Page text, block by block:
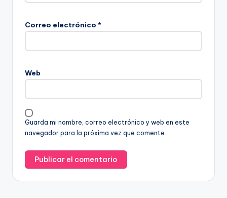
Correo electrónico *
Web
Guarda mi nombre, correo electrónico y web en este
navegador para la próxima vez que comente.